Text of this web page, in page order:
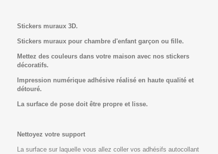
Stickers muraux 3D.
Stickers muraux pour chambre d'enfant garçon ou fille.
Mettez des couleurs dans votre maison avec nos stickers
décoratifs.
Impression numérique adhésive réalisé en haute qualité et
détouré.
La surface de pose doit être propre et lisse.
Nettoyez votre support
La surface sur laquelle vous allez coller vos adhésifs autocollant